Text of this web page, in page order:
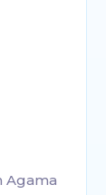
Agama